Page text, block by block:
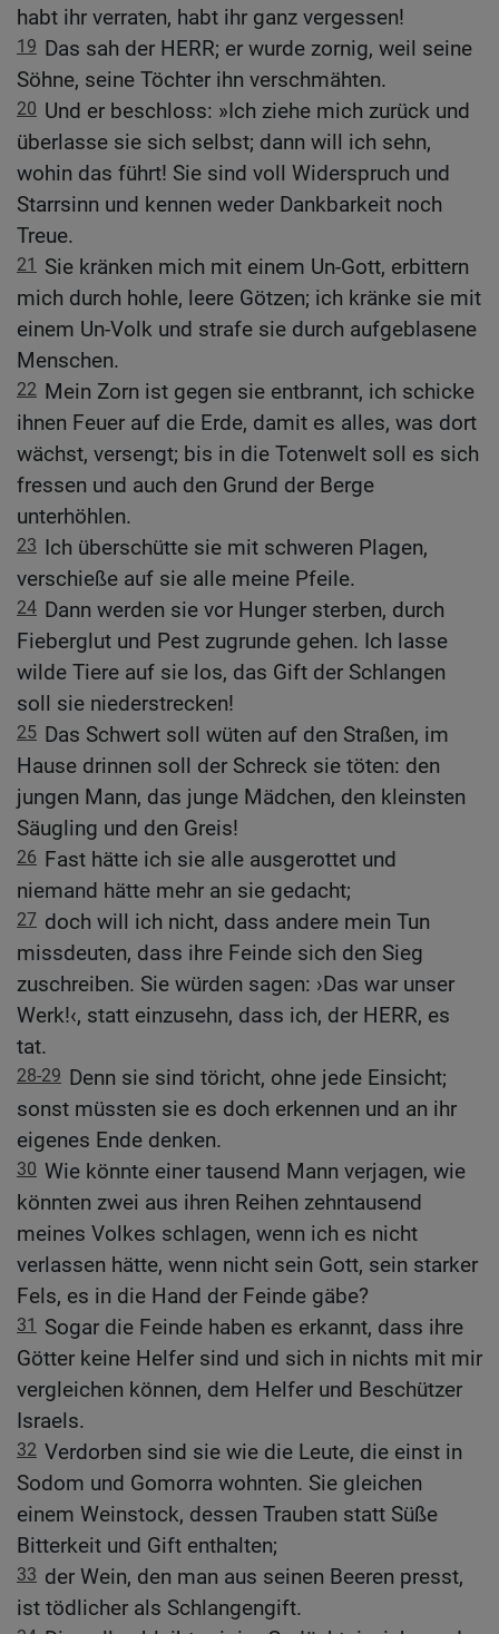
habt ihr verraten, habt ihr ganz vergessen!
19 Das sah der HERR; er wurde zornig, weil seine
Söhne, seine Töchter ihn verschmähten.
20 Und er beschloss: »Ich ziehe mich zurück und
überlasse sie sich selbst; dann will ich sehn,
wohin das führt! Sie sind voll Widerspruch und
Starrsinn und kennen weder Dankbarkeit noch
Treue.
21 Sie kränken mich mit einem Un-Gott, erbittern
mich durch hohle, leere Götzen; ich kränke sie mit
einem Un-Volk und strafe sie durch aufgeblasene
Menschen.
22 Mein Zorn ist gegen sie entbrannt, ich schicke
ihnen Feuer auf die Erde, damit es alles, was dort
wächst, versengt; bis in die Totenwelt soll es sich
fressen und auch den Grund der Berge
unterhöhlen.
23 Ich überschütte sie mit schweren Plagen,
verschieße auf sie alle meine Pfeile.
24 Dann werden sie vor Hunger sterben, durch
Fieberglut und Pest zugrunde gehen. Ich lasse
wilde Tiere auf sie los, das Gift der Schlangen
soll sie niederstrecken!
25 Das Schwert soll wüten auf den Straßen, im
Hause drinnen soll der Schreck sie töten: den
jungen Mann, das junge Mädchen, den kleinsten
Säugling und den Greis!
26 Fast hätte ich sie alle ausgerottet und
niemand hätte mehr an sie gedacht;
27 doch will ich nicht, dass andere mein Tun
missdeuten, dass ihre Feinde sich den Sieg
zuschreiben. Sie würden sagen: ›Das war unser
Werk!‹, statt einzusehn, dass ich, der HERR, es
tat.
28-29 Denn sie sind töricht, ohne jede Einsicht;
sonst müssten sie es doch erkennen und an ihr
eigenes Ende denken.
30 Wie könnte einer tausend Mann verjagen, wie
könnten zwei aus ihren Reihen zehntausend
meines Volkes schlagen, wenn ich es nicht
verlassen hätte, wenn nicht sein Gott, sein starker
Fels, es in die Hand der Feinde gäbe?
31 Sogar die Feinde haben es erkannt, dass ihre
Götter keine Helfer sind und sich in nichts mit mir
vergleichen können, dem Helfer und Beschützer
Israels.
32 Verdorben sind sie wie die Leute, die einst in
Sodom und Gomorra wohnten. Sie gleichen
einem Weinstock, dessen Trauben statt Süße
Bitterkeit und Gift enthalten;
33 der Wein, den man aus seinen Beeren presst,
ist tödlicher als Schlangengift.